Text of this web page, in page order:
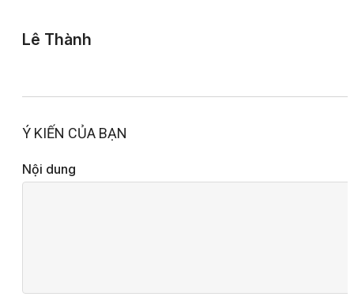
Lê Thành
Ý KIẾN CỦA BẠN
Nội dung